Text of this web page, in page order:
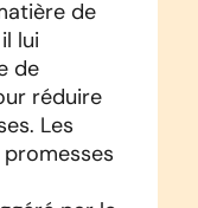
de
lui
de
réduire
Les